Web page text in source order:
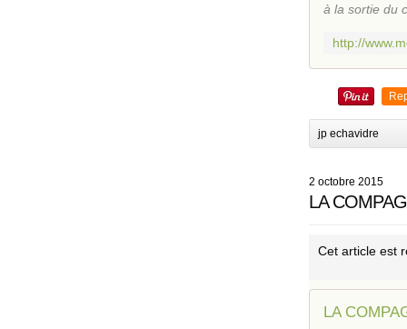
à la sortie du
jp echavidre
2 octobre 2015
LA
Cet article est
LA